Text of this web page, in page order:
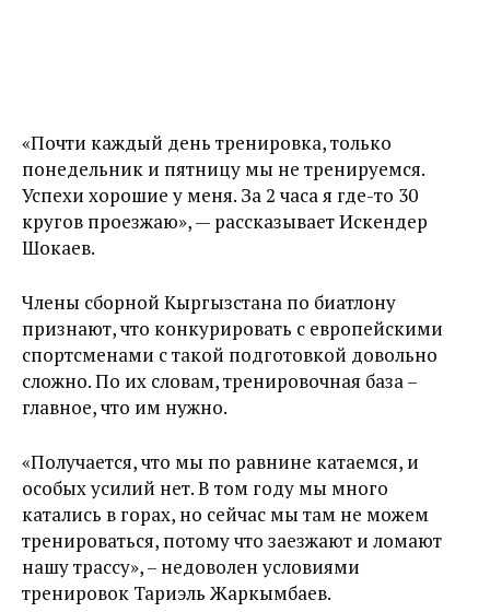
«Почти каждый день тренировка, только
понедельник и пятницу мы не тренируемся.
Успехи хорошие у меня. За 2 часа я где-то 30
кругов проезжаю», — рассказывает Искендер
Шокаев.
Члены сборной Кыргызстана по биатлону
признают, что конкурировать с европейскими
спортсменами с такой подготовкой довольно
сложно. По их словам, тренировочная база –
главное, что им нужно.
«Получается, что мы по равнине катаемся, и
особых усилий нет. В том году мы много
катались в горах, но сейчас мы там не можем
тренироваться, потому что заезжают и ломают
нашу трассу», – недоволен условиями
тренировок Тариэль Жаркымбаев.